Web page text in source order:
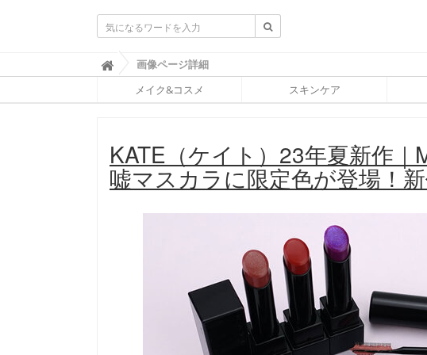
ふ
ぉ
ち
(
F
O
R
画像ページ詳細
メイク&コスメ スキンケア
KATE（ケイト）23年夏新作
嘘マスカラに限定色が登場！